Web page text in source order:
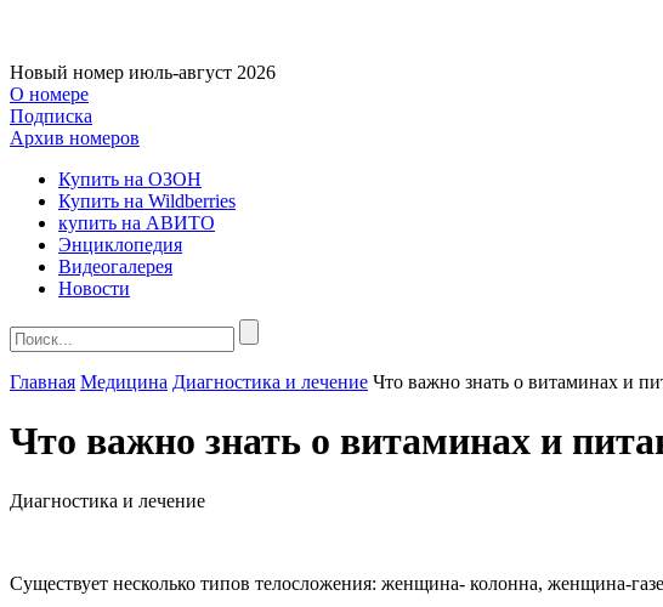
Новый номер июль-август 2026
О номере
Подписка
Архив номеров
Купить на ОЗОН
Купить на Wildberries
купить на АВИТО
Энциклопедия
Видеогалерея
Новости
Главная Медицина Диагностика и лечение Что важно знать о витаминах и
Что важно знать о витаминах и
Диагностика и лечение
Существует несколько типов телосложения: женщина- колонна, женщина-